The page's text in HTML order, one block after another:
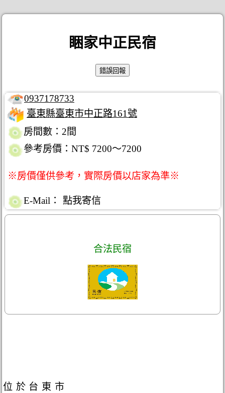
睏家中正民宿
0937178733
臺東縣臺東市中正路161號
房間數：2間
參考房價：NT$ 7200～7200
※房價僅供參考，實際房價以店家為準※
E-Mail： 點我寄信
合法民宿
位於台東市